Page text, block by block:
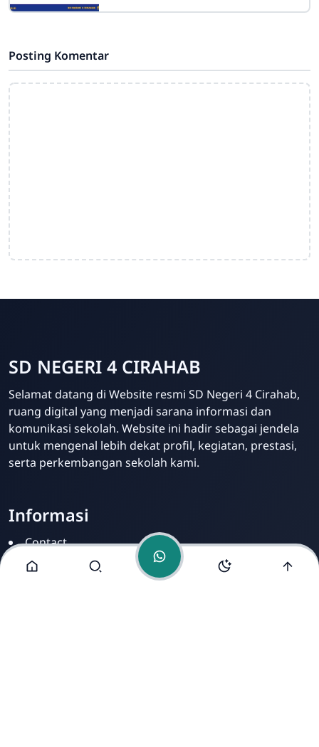
Admin
Online
Posting Komentar
SD NEGERI 4 CIRAHAB
Selamat datang di Website resmi SD Negeri 4 Cirahab,
ruang digital yang menjadi sarana informasi dan
komunikasi sekolah. Website ini hadir sebagai jendela
untuk mengenal lebih dekat profil, kegiatan, prestasi,
serta perkembangan sekolah kami.
Informasi
Contact
Disclamer